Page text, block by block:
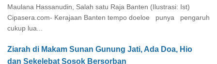
Maulana Hassanudin, Salah satu Raja Banten (Ilustrasi: Ist)
Cipasera.com- Kerajaan Banten tempo doeloe punya pengaruh
cukup lua...
Ziarah di Makam Sunan Gunung Jati, Ada Doa, Hio
dan Sekelebat Sosok Bersorban